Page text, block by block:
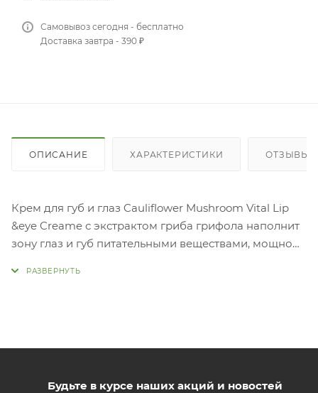
Самовывоз сегодня - бесплатно
Доставка завтра - 390 ₽
ОПИСАНИЕ ХАРАКТЕРИСТИКИ ОТЗЫВЫ
Крем для губ и глаз Cauliflower Mushroom Vital Lip
&eye Creame с экстрактом гриба грифола наполнит
зону глаз и губ питательными веществами, мощно
Будьте в курсе наших акций и новостей